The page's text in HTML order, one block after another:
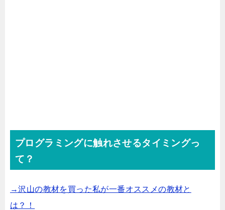
プログラミングに触れさせるタイミングっ
て？
→沢山の教材を買った私が一番オススメの教材と
は？！